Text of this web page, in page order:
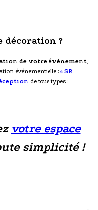
décoration ?
de votre événement,
événementielle : « SR
de tous types :
votre espace
simplicité !